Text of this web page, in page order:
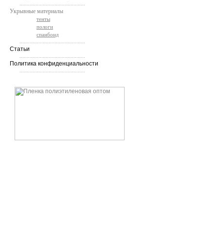
Укрывные материалы
тенты
пологи
спанбонд
Статьи
Политика конфиденциальности